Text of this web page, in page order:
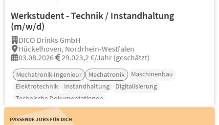
Werkstudent - Technik / Instandhaltung
(m/w/d)
DICO Drinks GmbH
Hückelhoven, Nordrhein-Westfalen
03.08.2026
29.023,2 €/Jahr (geschätzt)
Mechatronik-Ingenieur Mechatronik
Maschinenbau
Elektrotechnik
Instandhaltung
Digitalisierung
Technische Dokumentationen
Passende Jobs für Dich